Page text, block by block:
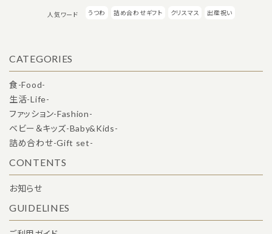
人気ワード うつわ 詰め合わせギフト クリスマス 出産祝い
CATEGORIES
食-Food-
生活-Life-
ファッション-Fashion-
ベビー＆キッズ-Baby&Kids-
詰め合わせ-Gift set-
CONTENTS
お知らせ
GUIDELINES